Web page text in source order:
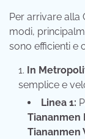
Per arrivare alla
modi,
sono efficienti e
In
semplice e
Linea 1:
Tiananmen
Tiananmen